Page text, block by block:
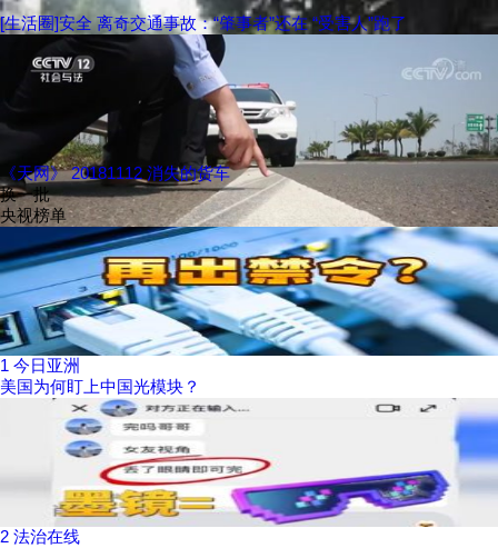
[生活圈]安全 离奇交通事故：“肇事者”还在 “受害人”跑了
《天网》 20181112 消失的货车
换一批
央视榜单
1 今日亚洲
美国为何盯上中国光模块？
2 法治在线